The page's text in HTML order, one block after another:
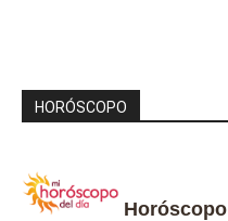
HORÓSCOPO
Horóscopo